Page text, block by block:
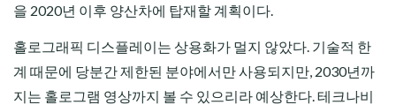
을 2020년 이후 양산차에 탑재할 계획이다.
홀로그래픽 디스플레이는 상용화가 멀지 않았다. 기술적 한
계 때문에 당분간 제한된 분야에서만 사용되지만, 2030년까
지는 홀로그램 영상까지 볼 수 있으리라 예상한다. 테크나비